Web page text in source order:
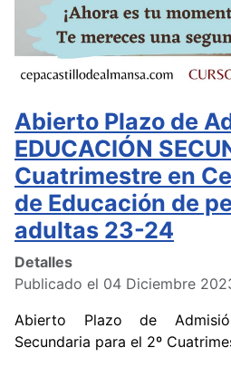
Abierto Plazo de
EDUCACIÓN
Cuatrimestre en
de Educación de
adultas 23-24
Detalles
Publicado el 04 Diciembre
Abierto Plazo de
Secundaria para el 2º